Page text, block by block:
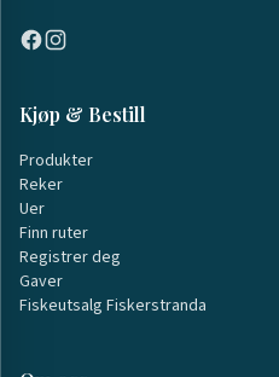
Kjøp & Bestill
Produkter
Reker
Uer
Finn ruter
Registrer deg
Gaver
Fiskeutsalg Fiskerstranda